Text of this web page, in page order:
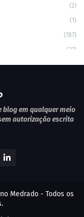
(2)
(1)
(787)
(37)
(9)
(1)
(1)
(1)
blog em qualquer meio
autorização escrita
Medrado - Todos os